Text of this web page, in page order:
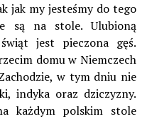
jak my jesteśmy do tego
są na stole. Ulubioną
jest pieczona gęś.
domu w Niemczech
w tym dniu nie
indyka oraz dziczyzny.
każdym polskim stole